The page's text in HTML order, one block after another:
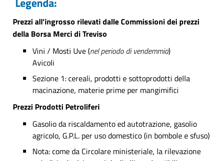
Prezzi all'ingrosso rilevati dalle Commissioni dei prezzi
della Borsa Merci di Treviso
Vini / Mosti Uve (nel periodo di vendemmia)
Avicoli
Sezione 1: cereali, prodotti e sottoprodotti della
macinazione, materie prime per mangimifici
Prezzi Prodotti Petroliferi
Gasolio da riscaldamento ed autotrazione, gasolio
agricolo, G.P.L. per uso domestico (in bombole e sfuso)
Nota: come da Circolare ministeriale, la rilevazione